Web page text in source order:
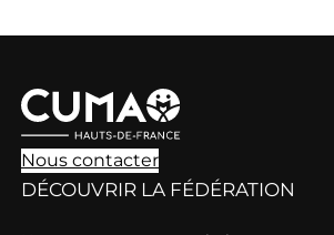
Nous contacter
DÉCOUVRIR LA FÉDÉRATION